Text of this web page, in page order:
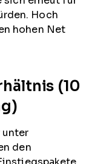
Hoch
hohen Net
(10
unter
den